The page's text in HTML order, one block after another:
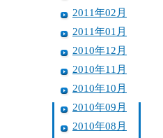
2011年02月
2011年01月
2010年12月
2010年11月
2010年10月
2010年09月
2010年08月